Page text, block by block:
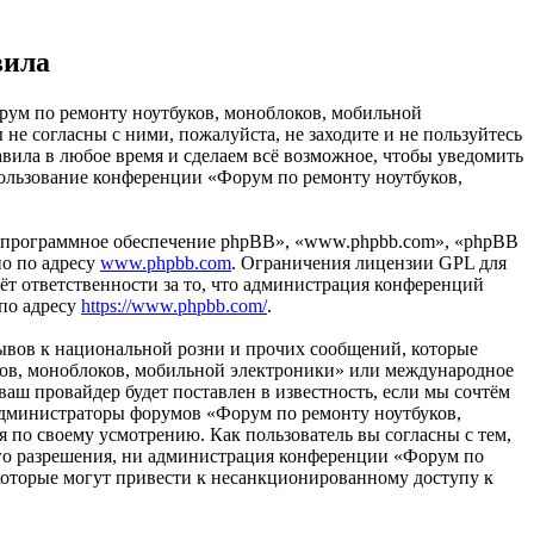
по ремонту ноутбуков, моноблоков, мобильной
согласны с ними, пожалуйста, не заходите и не пользуйтесь
в любое время и сделаем всё возможное, чтобы уведомить
конференции «Форум по ремонту ноутбуков,
обеспечение phpBB», «www.phpbb.com», «phpBB
по адресу www.phpbb.com. Ограничения лицензии GPL для
за то, что администрация конференций
адресу https://www.phpbb.com/.
к национальной розни и прочих сообщений, которые
моноблоков, мобильной электроники» или международное
будет поставлен в известность, если мы сочтём
форумов «Форум по ремонту ноутбуков,
своему усмотрению. Как пользователь вы согласны с тем,
разрешения, ни администрация конференции «Форум по
могут привести к несанкционированному доступу к